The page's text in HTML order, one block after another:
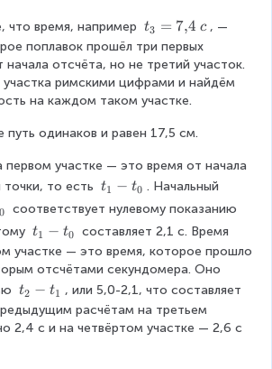
что время, например t
_
3
=
7
,
4
~
c
t3 = 7,4 c , —
поплавок прошёл три первых
начала отсчёта, но не третий участок.
римскими цифрами и найдём
на каждом таком участке.
одинаков и равен 17,5 см.
участке — это время от начала
то есть t
_
-
t
_
0
t1 − t0 . Начальный
0
соответствует нулевому показанию
t
_
1
_
t1 − t0
составляет 2,1 с. Время
участке — это время, которое прошло
отсчётами секундомера. Оно
t
_
{
t2 − t1 , или 5,0-2,1, что составляет
расчётам на третьем
2,4 с и на четвёртом участке — 2,6 с